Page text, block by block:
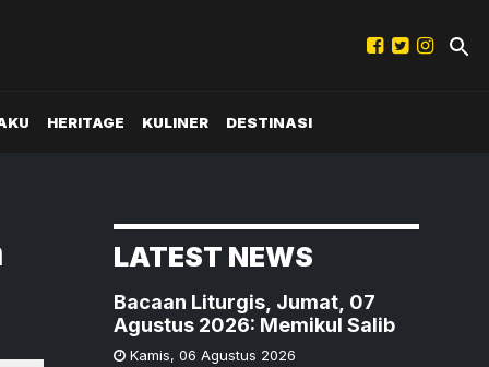
HERITAGE KULINER DESTINASI
LATEST NEWS
Bacaan Liturgis, Jumat, 07
Agustus 2026: Memikul Salib
Kamis, 06 Agustus 2026